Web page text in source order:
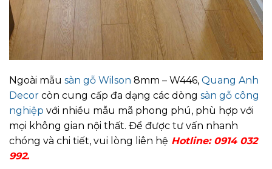
Ngoài mẫu sàn gỗ Wilson 8mm – W446, Quang Anh
Decor còn cung cấp đa dạng các dòng sàn gỗ công
nghiệp với nhiều mẫu mã phong phú, phù hợp với
mọi không gian nội thất. Để được tư vấn nhanh
chóng và chi tiết, vui lòng liên hệ Hotline: 0914 032
992.